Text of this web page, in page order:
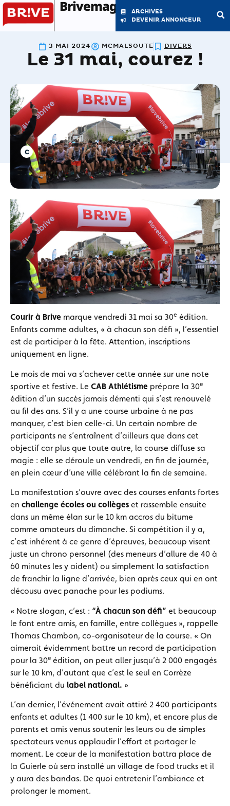
Brivemag'
ARCHIVES
DEVENIR ANNONCEUR
3 MAI 2024 MCMALSOUTE DIVERS
Le 31 mai, courez !
Courir à Brive marque vendredi 31 mai sa 30e édition.
Enfants comme adultes, « à chacun son défi », l’essentiel
est de participer à la fête. Attention, inscriptions
uniquement en ligne.
Le mois de mai va s’achever cette année sur une note
sportive et festive. Le CAB Athlétisme prépare la 30e
édition d’un succès jamais démenti qui s’est renouvelé
au fil des ans. S’il y a une course urbaine à ne pas
manquer, c’est bien celle-ci. Un certain nombre de
participants ne s’entraînent d’ailleurs que dans cet
objectif car plus que toute autre, la course diffuse sa
magie : elle se déroule un vendredi, en fin de journée,
en plein cœur d’une ville célébrant la fin de semaine.
La manifestation s’ouvre avec des courses enfants fortes
en challenge écoles ou collèges et rassemble ensuite
dans un même élan sur le 10 km accros du bitume
comme amateurs du dimanche. Si compétition il y a,
c’est inhérent à ce genre d’épreuves, beaucoup visent
juste un chrono personnel (des meneurs d’allure de 40 à
60 minutes les y aident) ou simplement la satisfaction
de franchir la ligne d’arrivée, bien après ceux qui en ont
décousu avec panache pour les podiums.
« Notre slogan, c’est : “À chacun son défi” et beaucoup
le font entre amis, en famille, entre collègues », rappelle
Thomas Chambon, co-organisateur de la course. « On
aimerait évidemment battre un record de participation
pour la 30e édition, on peut aller jusqu’à 2 000 engagés
sur le 10 km, d’autant que c’est le seul en Corrèze
bénéficiant du label national. »
L’an dernier, l’événement avait attiré 2 400 participants
enfants et adultes (1 400 sur le 10 km), et encore plus de
parents et amis venus soutenir les leurs ou de simples
spectateurs venus applaudir l’effort et partager le
moment. Le cœur de la manifestation battra place de
la Guierle où sera installé un village de food trucks et il
y aura des bandas. De quoi entretenir l’ambiance et
prolonger le moment.